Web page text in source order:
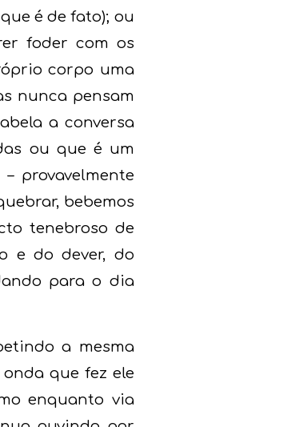
é de fato); ou
foder com os
corpo uma
nunca pensam
a conversa
ou que é um
provavelmente
bebemos
tenebroso de
e do dever, do
para o dia
a mesma
que fez ele
enquanto via